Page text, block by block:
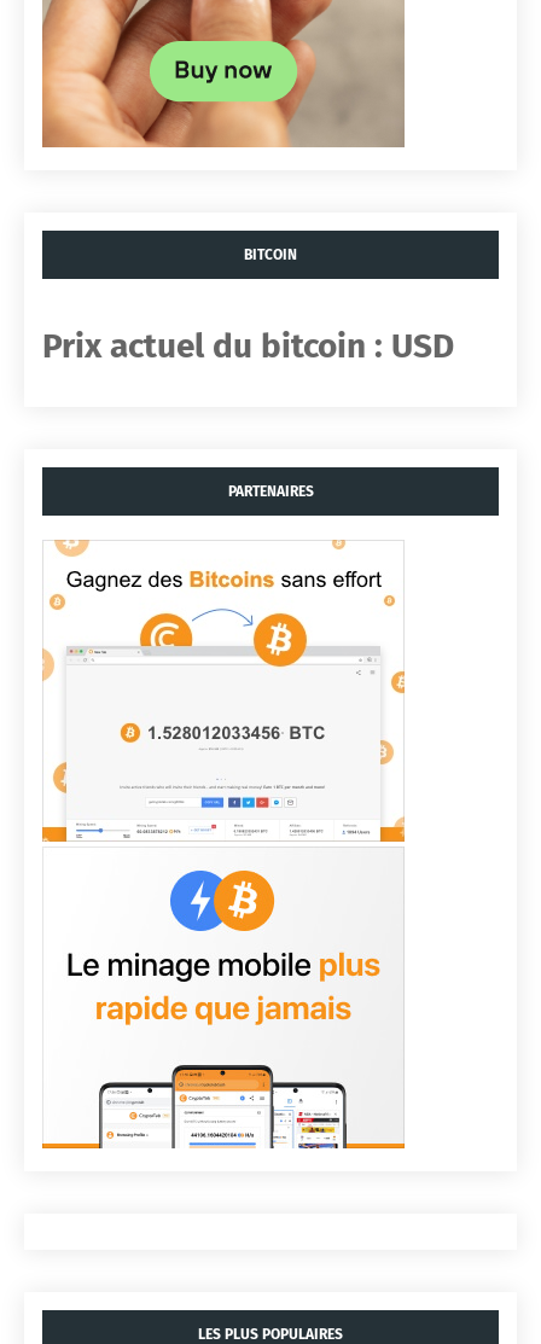
BITCOIN
Prix ​​actuel du bitcoin : USD
PARTENAIRES
LES PLUS POPULAIRES